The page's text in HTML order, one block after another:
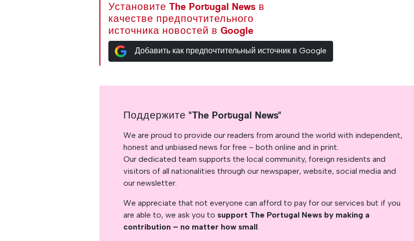
Установите The Portugal News в
качестве предпочтительного
источника новостей в Google
Добавить как предпочтительный источник в Google
Поддержите "The Portugal News"
We are proud to provide our readers from around the world with independent,
honest and unbiased news for free – both online and in print.
Our dedicated team supports the local community, foreign residents and
visitors of all nationalities through our newspaper, website, social media and
our newsletter.
We appreciate that not everyone can afford to pay for our services but if you
are able to, we ask you to support The Portugal News by making a
contribution – no matter how small.